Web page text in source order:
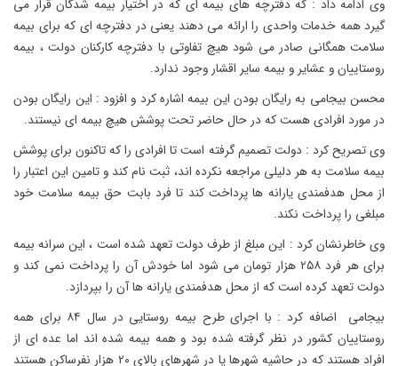
وی ادامه داد : که دفترچه های بیمه ای که در اختیار بیمه شدگان قرار می
گیرد همه خدمات واحدی را ارائه می دهند یعنی در دفترچه ای که برای بیمه
سلامت همگانی صادر می شود هیچ تفاوتی با دفترچه کارکنان دولت ، بیمه
روستاییان و عشایر و بیمه سایر اقشار وجود ندارد.
محسن بیجامی به رایگان بودن این بیمه اشاره کرد و افزود : این رایگان بودن
در مورد افرادی هست که در حال حاضر تحت پوشش هیچ بیمه ای نیستند.
وی تصریح کرد : دولت تصمیم گرفته است تا افرادی را که تاکنون برای پوشش
بیمه سلامت به هر دلیلی مراجعه نکرده اند، ثبت نام کند و تامین این اعتبار را
از محل هدفمندی یارانه ها پرداخت کند تا فرد بابت حق بیمه سلامت خود
مبلغی را پرداخت نکند.
وی خاطرنشان کرد : این مبلغ از طرف دولت تعهد شده است ، این سرانه بیمه
برای هر فرد ۲۵۸ هزار تومان می شود اما خودش آن را پرداخت نمی کند و
دولت تعهد کرده است که از محل هدفمندی یارانه ها آن را بپردازد.
بیجامی اضافه کرد : با اجرای طرح بیمه روستایی در سال ۸۴ برای همه
روستاییان کشور در نظر گرفته شده بود و همه بیمه شده اند اما عده ای از
افراد هستند که در حاشیه شهرها یا در شهرهای بالای ۲۰ هزار نفرساکن هستند